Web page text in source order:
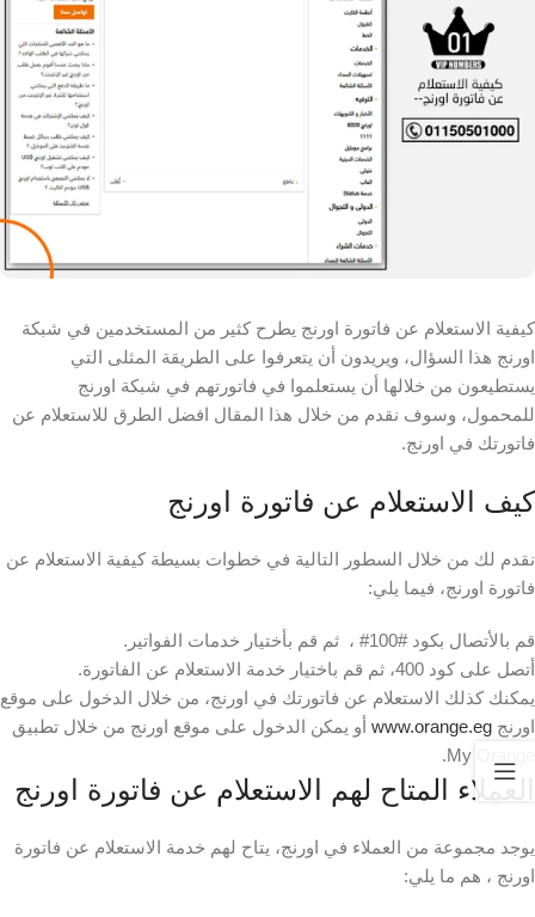
كيفية الاستعلام عن فاتورة اورنج يطرح كثير من المستخدمين في شبكة
اورنج هذا السؤال، ويريدون أن يتعرفوا على الطريقة المثلى التي
يستطيعون من خلالها أن يستعلموا في فاتورتهم في شبكة اورنج
للمحمول، وسوف نقدم من خلال هذا المقال افضل الطرق للاستعلام عن
فاتورتك في اورنج.
كيف الاستعلام عن فاتورة اورنج
نقدم لك من خلال السطور التالية في خطوات بسيطة كيفية الاستعلام عن
فاتورة اورنج، فيما يلي:
قم بالأتصال بكود #100# ، ثم قم بأختيار خدمات الفواتير.
أتصل على كود 400، ثم قم باختيار خدمة الاستعلام عن الفاتورة.
يمكنك كذلك الاستعلام عن فاتورتك في اورنج، من خلال الدخول على موقع
اورنج www.orange.eg أو يمكن الدخول على موقع اورنج من خلال تطبيق
My Orange.
العملاء المتاح لهم الاستعلام عن فاتورة اورنج
يوجد مجموعة من العملاء في اورنج، يتاح لهم خدمة الاستعلام عن فاتورة
اورنج ، هم ما يلي: